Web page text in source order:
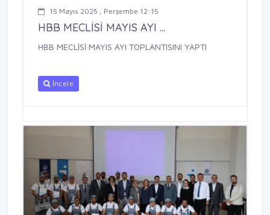
15 Mayıs 2025 , Perşembe 12:15
HBB MECLİSİ MAYIS AYI ...
HBB MECLİSİ MAYIS AYI TOPLANTISINI YAPTI
İncele